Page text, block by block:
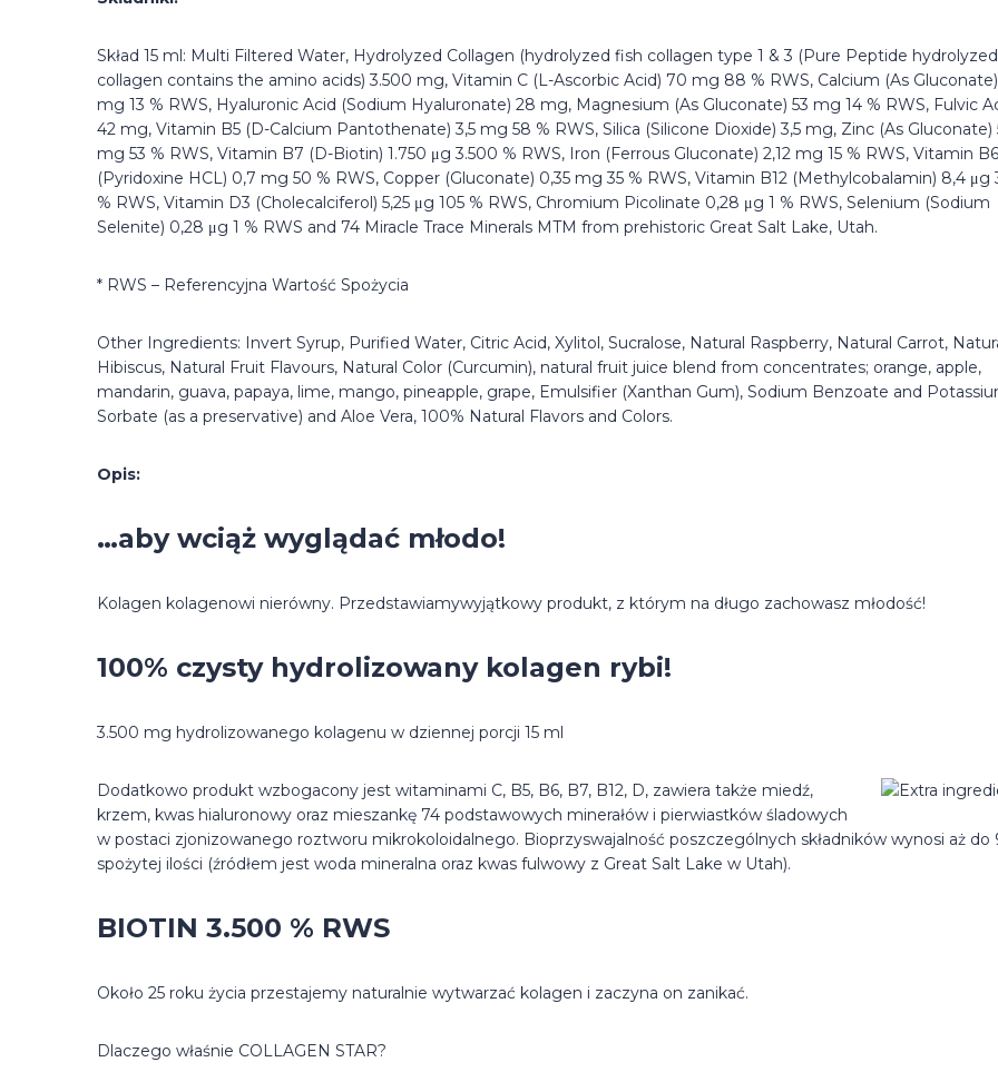
Skład 15 ml: Multi Filtered Water, Hydrolyzed Collagen (hydrolyzed fish collagen type 1 & 3 (Pure Peptide hydrolyzed
collagen contains the amino acids) 3.500 mg, Vitamin C (L-Ascorbic Acid) 70 mg 88 % RWS, Calcium (As
mg 13 % RWS, Hyaluronic Acid (Sodium Hyaluronate) 28 mg, Magnesium (As Gluconate) 53 mg 14 % RWS, Fulvic
42 mg, Vitamin B5 (D-Calcium Pantothenate) 3,5 mg 58 % RWS, Silica (Silicone Dioxide) 3,5 mg, Zinc (As Gluconate)
mg 53 % RWS, Vitamin B7 (D-Biotin) 1.750 μg 3.500 % RWS, Iron (Ferrous Gluconate) 2,12 mg 15 % RWS, Vitamin B6
(Pyridoxine HCL) 0,7 mg 50 % RWS, Copper (Gluconate) 0,35 mg 35 % RWS, Vitamin B12 (Methylcobalamin) 8,4 μg
% RWS, Vitamin D3 (Cholecalciferol) 5,25 μg 105 % RWS, Chromium Picolinate 0,28 μg 1 % RWS, Selenium (Sodium
Selenite) 0,28 μg 1 % RWS and 74 Miracle Trace Minerals MTM from prehistoric Great Salt Lake, Utah.
* RWS – Referencyjna Wartość Spożycia
Other Ingredients: Invert Syrup, Purified Water, Citric Acid, Xylitol, Sucralose, Natural Raspberry, Natural Carrot,
Hibiscus, Natural Fruit Flavours, Natural Color (Curcumin), natural fruit juice blend from concentrates; orange, apple,
mandarin, guava, papaya, lime, mango, pineapple, grape, Emulsifier (Xanthan Gum), Sodium Benzoate and
Sorbate (as a preservative) and Aloe Vera, 100% Natural Flavors and Colors.
Opis:
…aby wciąż wyglądać młodo!
Kolagen kolagenowi nierówny. Przedstawiamywyjątkowy produkt, z którym na długo zachowasz młodość!
100% czysty hydrolizowany kolagen rybi!
3.500 mg hydrolizowanego kolagenu w dziennej porcji 15 ml
Dodatkowo produkt wzbogacony jest witaminami C, B5, B6, B7, B12, D, zawiera także miedź,
krzem, kwas hialuronowy oraz mieszankę 74 podstawowych minerałów i pierwiastków śladowych
w postaci zjonizowanego roztworu mikrokoloidalnego. Bioprzyswajalność poszczególnych składników wynosi aż do
spożytej ilości (źródłem jest woda mineralna oraz kwas fulwowy z Great Salt Lake w Utah).
BIOTIN 3.500 % RWS
Około 25 roku życia przestajemy naturalnie wytwarzać kolagen i zaczyna on zanikać.
Dlaczego właśnie COLLAGEN STAR?